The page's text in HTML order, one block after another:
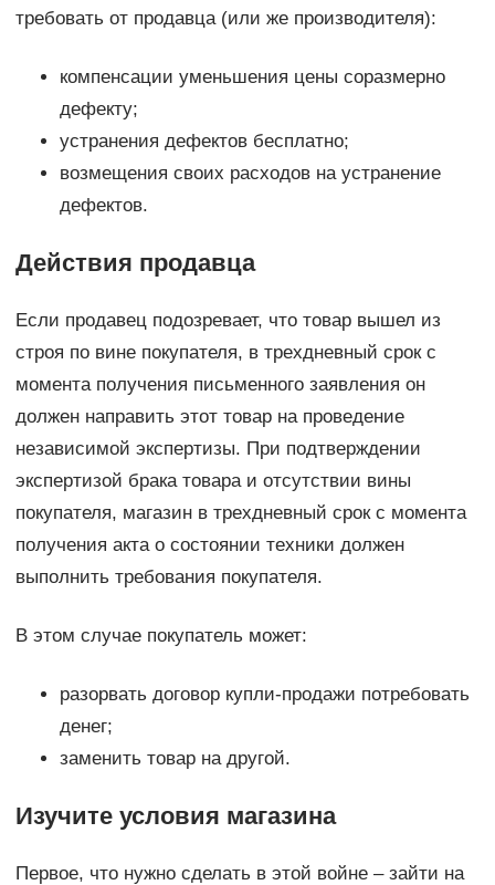
требовать от продавца (или же производителя):
компенсации уменьшения цены соразмерно
дефекту;
устранения дефектов бесплатно;
возмещения своих расходов на устранение
дефектов.
Действия продавца
Если продавец подозревает, что товар вышел из
строя по вине покупателя, в трехдневный срок с
момента получения письменного заявления он
должен направить этот товар на проведение
независимой экспертизы. При подтверждении
экспертизой брака товара и отсутствии вины
покупателя, магазин в трехдневный срок с момента
получения акта о состоянии техники должен
выполнить требования покупателя.
В этом случае покупатель может:
разорвать договор купли-продажи потребовать
денег;
заменить товар на другой.
Изучите условия магазина
Первое, что нужно сделать в этой войне – зайти на